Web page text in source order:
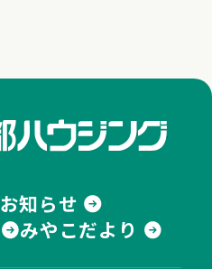
お知らせ
みやこだより